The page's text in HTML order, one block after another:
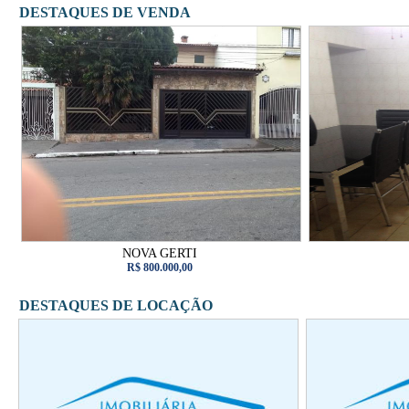
DESTAQUES DE VENDA
NOVA GERTI
R$ 800.000,00
DESTAQUES DE LOCAÇÃO